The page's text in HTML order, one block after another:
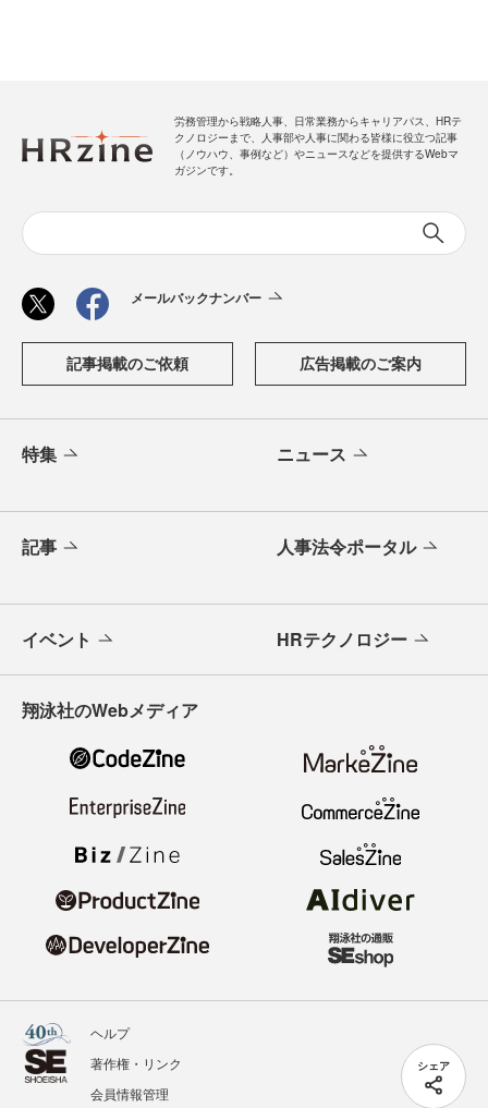
シェア
労務管理から戦略人事、日常業務からキャリアパス、HRテ
クノロジーまで、人事部や人事に関わる皆様に役立つ記事
（ノウハウ、事例など）やニュースなどを提供するWebマ
ガジンです。
メールバックナンバー
記事掲載のご依頼 広告掲載のご案内
特集 ニュース
記事 人事法令ポータル
イベント HRテクノロジー
翔泳社のWebメディア
ヘルプ
著作権・リンク
会員情報管理